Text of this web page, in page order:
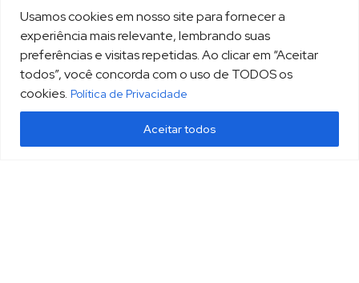
Usamos cookies em nosso site para fornecer a
experiência mais relevante, lembrando suas
preferências e visitas repetidas. Ao clicar em “Aceitar
todos”, você concorda com o uso de TODOS os
cookies. Política de Privacidade
Aceitar todos